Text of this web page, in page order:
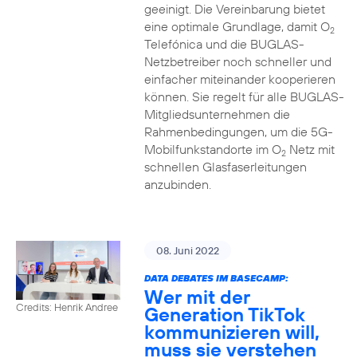
geeinigt. Die Vereinbarung bietet
eine optimale Grundlage, damit O2
Telefónica und die BUGLAS-
Netzbetreiber noch schneller und
einfacher miteinander kooperieren
können. Sie regelt für alle BUGLAS-
Mitgliedsunternehmen die
Rahmenbedingungen, um die 5G-
Mobilfunkstandorte im O2Netz mit
schnellen Glasfaserleitungen
anzubinden.
Credits: Henrik Andree
08. Juni 2022
DATA DEBATES IM BASECAMP:
Wer mit der
Generation TikTok
kommunizieren will,
muss sie verstehen